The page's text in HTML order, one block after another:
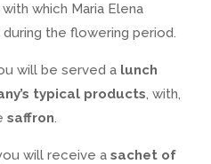
which Maria Elena
the flowering period.
will be served a lunch
typical products, with,
saffron.
will receive a sachet of